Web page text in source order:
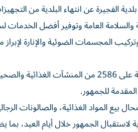
عن انتهاء البلدية من
العامة وتوفير أفضل الخدمات
المجسمات الضوئية والإنارة لإبراز
وأكد أن البلدية كثفت حملاتها الرقابية
للجمهور.
المواد الغذائية، والصالونات
لاستقبال الجمهور خلال أيام العيد،